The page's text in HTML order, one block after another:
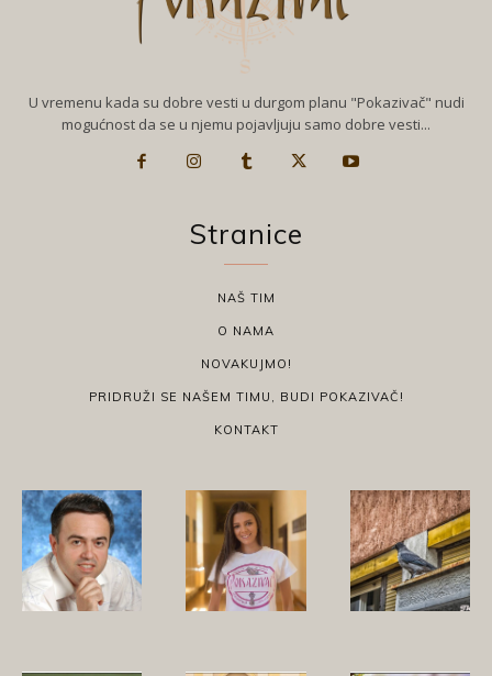
U vremenu kada su dobre vesti u durgom planu "Pokazivač" nudi
mogućnost da se u njemu pojavljuju samo dobre vesti...
Stranice
NAŠ TIM
O NAMA
NOVAKUJMO!
PRIDRUŽI SE NAŠEM TIMU, BUDI POKAZIVAČ!
KONTAKT